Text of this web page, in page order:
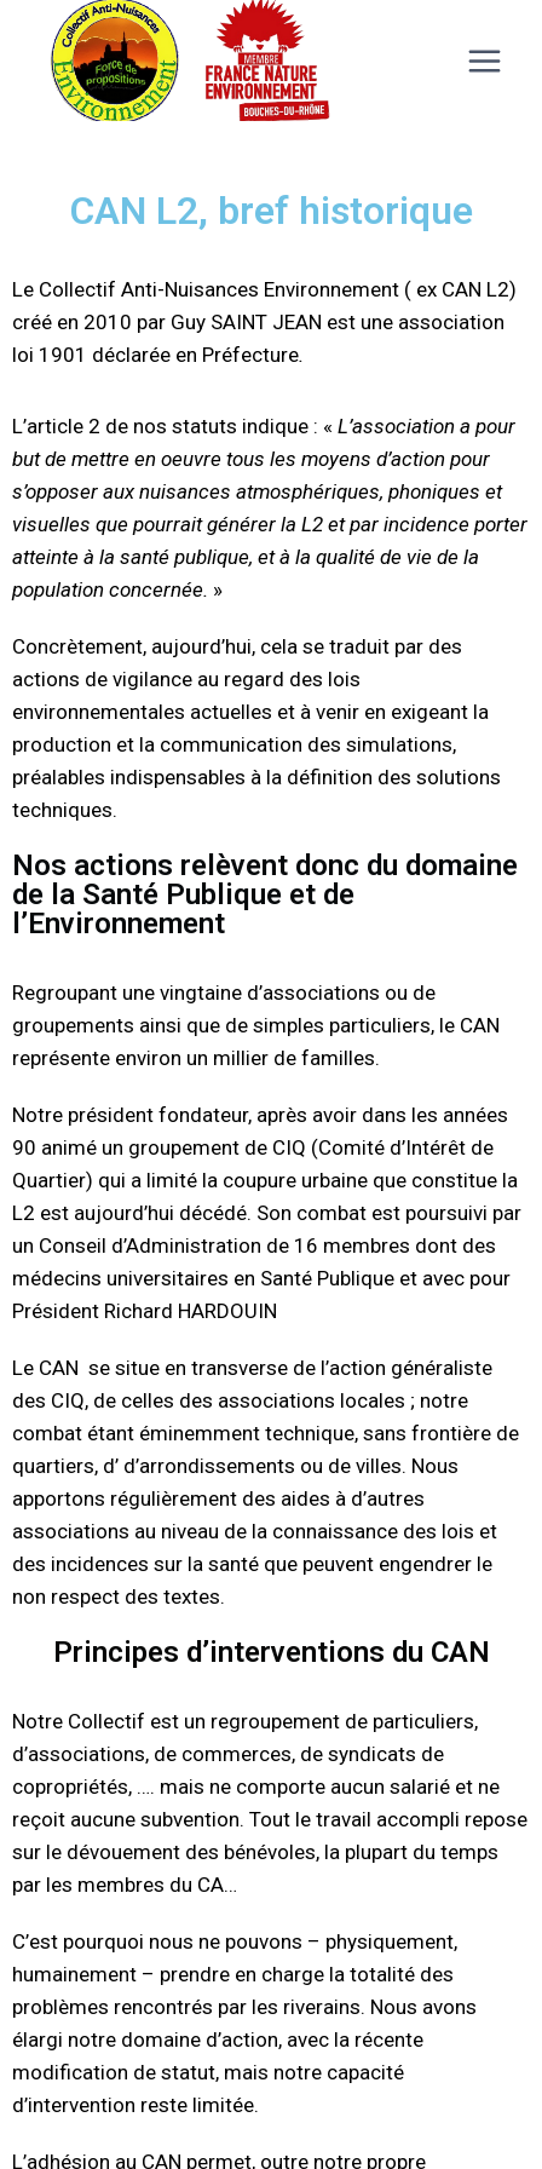
CAN L2, bref historique
Le Collectif Anti-Nuisances Environnement ( ex CAN L2)
créé en 2010 par Guy SAINT JEAN est une association
loi 1901 déclarée en Préfecture.
L’article 2 de nos statuts indique : « L’association a pour
but de mettre en oeuvre tous les moyens d’action pour
s’opposer aux nuisances atmosphériques, phoniques et
visuelles que pourrait générer la L2 et par incidence porter
atteinte à la santé publique, et à la qualité de vie de la
population concernée. »
Concrètement, aujourd’hui, cela se traduit par des
actions de vigilance au regard des lois
environnementales actuelles et à venir en exigeant la
production et la communication des simulations,
préalables indispensables à la définition des solutions
techniques.
Nos actions relèvent donc du domaine
de la Santé Publique et de
l’Environnement
Regroupant une vingtaine d’associations ou de
groupements ainsi que de simples particuliers, le CAN
représente environ un millier de familles.
Notre président fondateur, après avoir dans les années
90 animé un groupement de CIQ (Comité d’Intérêt de
Quartier) qui a limité la coupure urbaine que constitue la
L2 est aujourd’hui décédé. Son combat est poursuivi par
un Conseil d’Administration de 16 membres dont des
médecins universitaires en Santé Publique et avec pour
Président Richard HARDOUIN
Le CAN se situe en transverse de l’action généraliste
des CIQ, de celles des associations locales ; notre
combat étant éminemment technique, sans frontière de
quartiers, d’ d’arrondissements ou de villes. Nous
apportons régulièrement des aides à d’autres
associations au niveau de la connaissance des lois et
des incidences sur la santé que peuvent engendrer le
non respect des textes.
Principes d’interventions du CAN
Notre Collectif est un regroupement de particuliers,
d’associations, de commerces, de syndicats de
copropriétés, …. mais ne comporte aucun salarié et ne
reçoit aucune subvention. Tout le travail accompli repose
sur le dévouement des bénévoles, la plupart du temps
par les membres du CA…
C’est pourquoi nous ne pouvons – physiquement,
humainement – prendre en charge la totalité des
problèmes rencontrés par les riverains. Nous avons
élargi notre domaine d’action, avec la récente
modification de statut, mais notre capacité
d’intervention reste limitée.
L’adhésion au CAN permet, outre notre propre